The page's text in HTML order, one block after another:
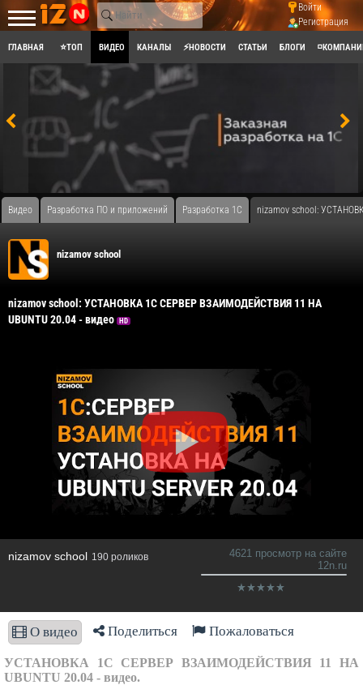
Войти
Регистрация
ГЛАВНАЯ ⭐ТОП ВИДЕО КАНАЛЫ ⚡НОВОСТИ СТАТЬИ БЛОГИ
Видео Разработка ПО и приложений Разработка 1С nizamov school:
nizamov school
nizamov school: УСТАНОВКА 1С СЕРВЕР ВЗАИМОДЕЙСТВИЯ 11 НА
UBUNTU 20.04 - видео
HD
nizamov school 190 роликов
4621 просмотр на сайте
12n.ru
О видео Поделиться Пожаловаться
УСТАНОВКА 1С СЕРВЕР ВЗАИМОДЕЙСТВИЯ 11 НА
UBUNTU 20.04 - видео.